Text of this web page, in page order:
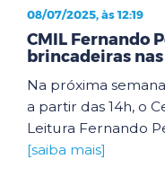
08/07/2025, às 12:19
CMIL Fernando
brincadeiras
Na próxima
a partir das 14h, o
Leitura Fernando
[saiba mais]